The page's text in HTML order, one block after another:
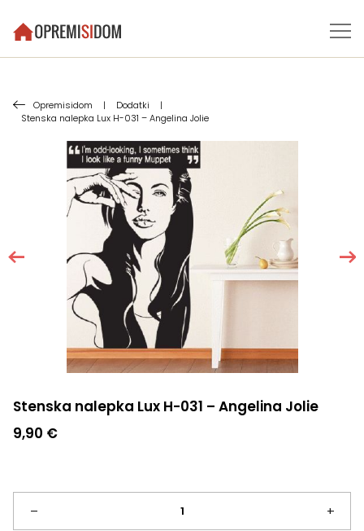
Opremisidom | Dodatki
|
Stenska nalepka Lux H-031 – Angelina Jolie
Stenska nalepka Lux H-031 – Angelina Jolie
9,90 €
–
Stenska +